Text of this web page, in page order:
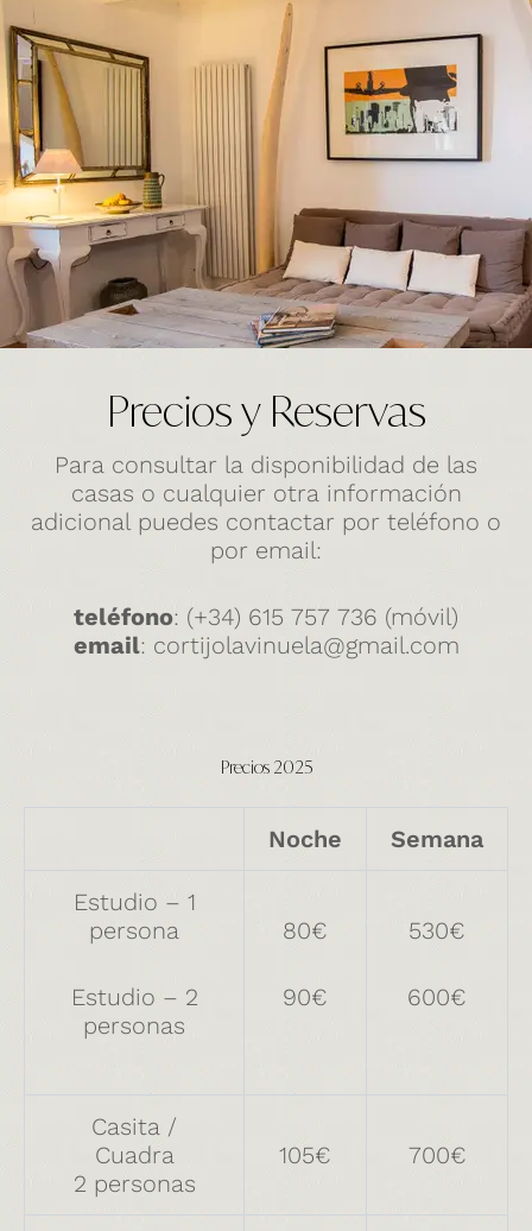
Precios y Reservas
Para consultar la disponibilidad de las
casas o cualquier otra información
adicional puedes contactar por teléfono o
por email:
teléfono: (+34) 615 757 736 (móvil)
email: cortijolavinuela@gmail.com
Precios 2025
Noche Semana
Estudio – 1
persona
Estudio – 2
personas
80€
90€
530€
600€
Casita /
Cuadra
2 personas
105€ 700€